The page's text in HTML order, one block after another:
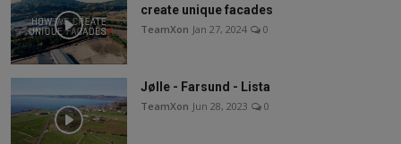
create unique facades
TeamXon Jan 27, 2024 0
Jølle - Farsund - Lista
TeamXon Jun 28, 2023 0